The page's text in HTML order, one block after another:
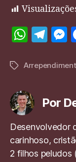
W
at
A
p
p
T
e
a
m
g
Tags
Por
Desenvolvedor
carinhoso,
2 filhos peludos